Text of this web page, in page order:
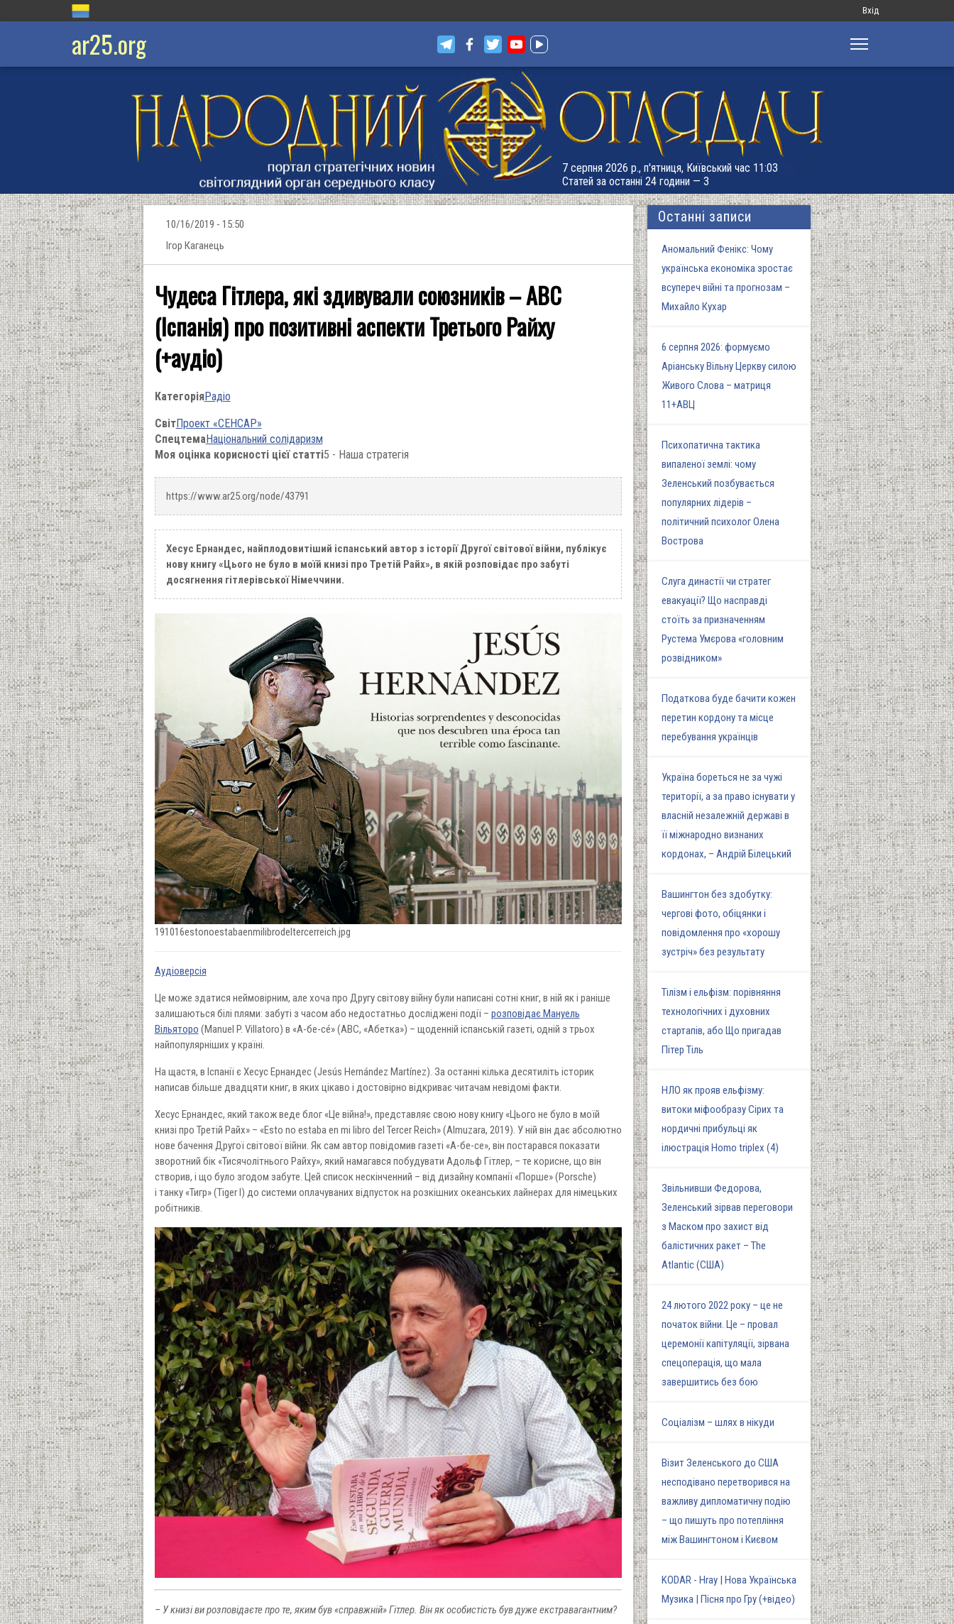
Меню
запису
Вхід
ar25.org
7 серпня 2026 р., п'ятниця, Київський час 11:03
Статей за останні 24 години — 3
10/16/2019 - 15:50
Ігор Каганець
Чудеса Гітлера, які здивували союзників – ABC
(Іспанія) про позитивні аспекти Третього Райху
(+аудіо)
КатегоріяРадіо
СвітПроект «СЕНСАР»
СпецтемаНаціональний солідаризм
Моя оцінка корисності цієї статті5 - Наша стратегія
https://www.ar25.org/node/43791
Хесус Ернандес, найплодовитіший іспанський автор з історії Другої світової війни, публікує
нову книгу «Цього не було в моїй книзі про Третій Райх», в якій розповідає про забуті
досягнення гітлерівської Німеччини.
191016estonoestabaenmilibrodeltercerreich.jpg
Аудіоверсія
Це може здатися неймовірним, але хоча про Другу світову війну були написані сотні книг, в ній як і раніше
залишаються білі плями: забуті з часом або недостатньо досліджені події – розповідає Мануель
Вільяторо (Manuel P. Villatoro) в «А-бе-се́» (ABC, «Абетка») – щоденній іспанській газеті, одній з трьох
найпопулярніших у країні.
На щастя, в Іспанії є Хесус Ернандес (Jesús Hernández Martínez). За останні кілька десятиліть історик
написав більше двадцяти книг, в яких цікаво і достовірно відкриває читачам невідомі факти.
Хесус Ернандес, який також веде блог «Це війна!», представляє свою нову книгу «Цього не було в моїй
книзі про Третій Райх» – «Esto no estaba en mi libro del Tercer Reich» (Almuzara, 2019). У ній він дає абсолютно
нове бачення Другої світової війни. Як сам автор повідомив газеті «А-бе-се», він постарався показати
зворотний бік «Тисячолітнього Райху», який намагався побудувати Адольф Гітлер, – те корисне, що він
створив, і що було згодом забуте. Цей список нескінченний – від дизайну компанії «Порше» (Porsche)
і танку «Тигр» (Tiger I) до системи оплачуваних відпусток на розкішних океанських лайнерах для німецьких
робітників.
– У книзі ви розповідаєте про те, яким був «справжній» Гітлер. Він як особистість був дуже екстравагантним?
Останні записи
Аномальний Фенікс: Чому
українська економіка зростає
всупереч війні та прогнозам –
Михайло Кухар
6 серпня 2026: формуємо
Аріанську Вільну Церкву силою
Живого Слова – матриця
11+АВЦ
Психопатична тактика
випаленої землі: чому
Зеленський позбувається
популярних лідерів –
політичний психолог Олена
Вострова
Слуга династії чи стратег
евакуації? Що насправді
стоїть за призначенням
Рустема Умєрова «головним
розвідником»
Податкова буде бачити кожен
перетин кордону та місце
перебування українців
Україна бореться не за чужі
території, а за право існувати у
власній незалежній державі в
її міжнародно визнаних
кордонах, – Андрій Білецький
Вашингтон без здобутку:
чергові фото, обіцянки і
повідомлення про «хорошу
зустріч» без результату
Тілізм і ельфізм: порівняння
технологічних і духовних
стартапів, або Що пригадав
Пітер Тіль
НЛО як прояв ельфізму:
витоки міфообразу Сірих та
нордичні прибульці як
ілюстрація Homo triplex (4)
Звільнивши Федорова,
Зеленський зірвав переговори
з Маском про захист від
балістичних ракет – The
Atlantic (США)
24 лютого 2022 року – це не
початок війни. Це – провал
церемонії капітуляції, зірвана
спецоперація, що мала
завершитись без бою
Соціалізм – шлях в нікуди
Візит Зеленського до США
несподівано перетворився на
важливу дипломатичну подію
– що пишуть про потепління
між Вашингтоном і Києвом
KODAR - Hray | Нова Українська
Музика | Пісня про Гру (+відео)